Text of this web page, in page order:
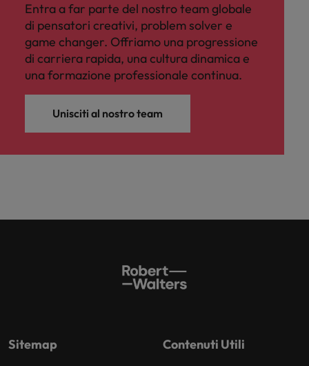
Entra a far parte del nostro team globale
di pensatori creativi, problem solver e
game changer. Offriamo una progressione
di carriera rapida, una cultura dinamica e
una formazione professionale continua.
Unisciti al nostro team
Sitemap Contenuti Utili